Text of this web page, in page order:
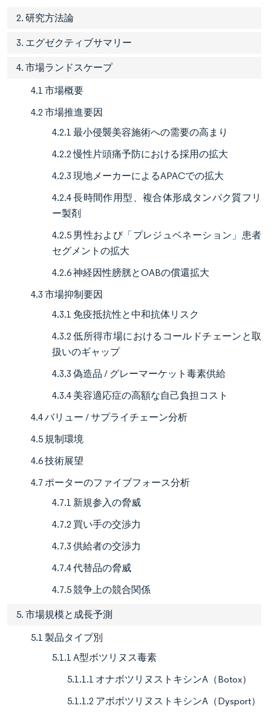
2. 研究方法論
3. エグゼクティブサマリー
4. 市場ランドスケープ
4.1 市場概要
4.2 市場推進要因
4.2.1 最小侵襲美容施術への需要の高まり
4.2.2 慢性片頭痛予防における採用の拡大
4.2.3 現地メーカーによるAPACでの拡大
4.2.4 長時間作用型、複合体形成タンパク質フリ
ー製剤
4.2.5 男性および「プレジュベネーション」患者
セグメントの拡大
4.2.6 神経因性膀胱とOABの償還拡大
4.3 市場抑制要因
4.3.1 免疫抵抗性と中和抗体リスク
4.3.2 低所得市場におけるコールドチェーンと取
扱いのギャップ
4.3.3 偽造品 / グレーマーケット毒素供給
4.3.4 美容適応症の高額な自己負担コスト
4.4 バリュー / サプライチェーン分析
4.5 規制環境
4.6 技術展望
4.7 ポーターのファイブフォース分析
4.7.1 新規参入の脅威
4.7.2 買い手の交渉力
4.7.3 供給者の交渉力
4.7.4 代替品の脅威
4.7.5 競争上の競合関係
5. 市場規模と成長予測
5.1 製品タイプ別
5.1.1 A型ボツリヌス毒素
5.1.1.1 オナボツリヌストキシンA（Botox）
5.1.1.2 アボボツリヌストキシンA（Dysport）